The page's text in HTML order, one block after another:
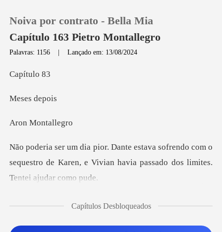
Loja
Histórico
Sair
Noiva por contrato - Bella Mia
Capítulo 163 Pietro Montallegro
Palavras: 1156 |Lançado em: 13/08/2024
ítu
s de
Monta
rendo com o
sequestro de Karen, e Vivian havi
Capítulos Desbloqueados